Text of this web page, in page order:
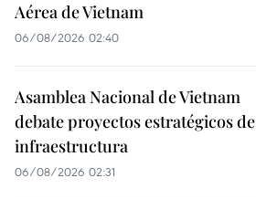
Aérea de Vietnam
06/08/2026 02:40
Asamblea Nacional de Vietnam
debate proyectos estratégicos de
infraestructura
06/08/2026 02:31